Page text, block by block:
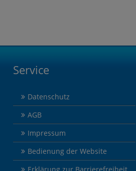
Service
Datenschutz
AGB
Impressum
Bedienung der Website